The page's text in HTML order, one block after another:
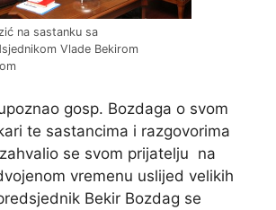
na sastanku sa
Vlade Bekirom
gosp. Bozdaga o svom
te sastancima i razgovorima
se svom prijatelju na
vremenu uslijed velikih
Bekir Bozdag se